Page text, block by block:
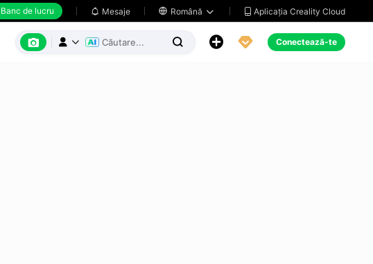
Banc de lucru  Mesaje  Română   Aplicația Creality Cloud
      Conectează-te